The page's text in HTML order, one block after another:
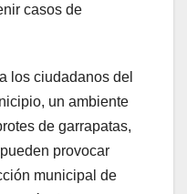
casos de
los ciudadanos del
un ambiente
de garrapatas,
provocar
municipal de